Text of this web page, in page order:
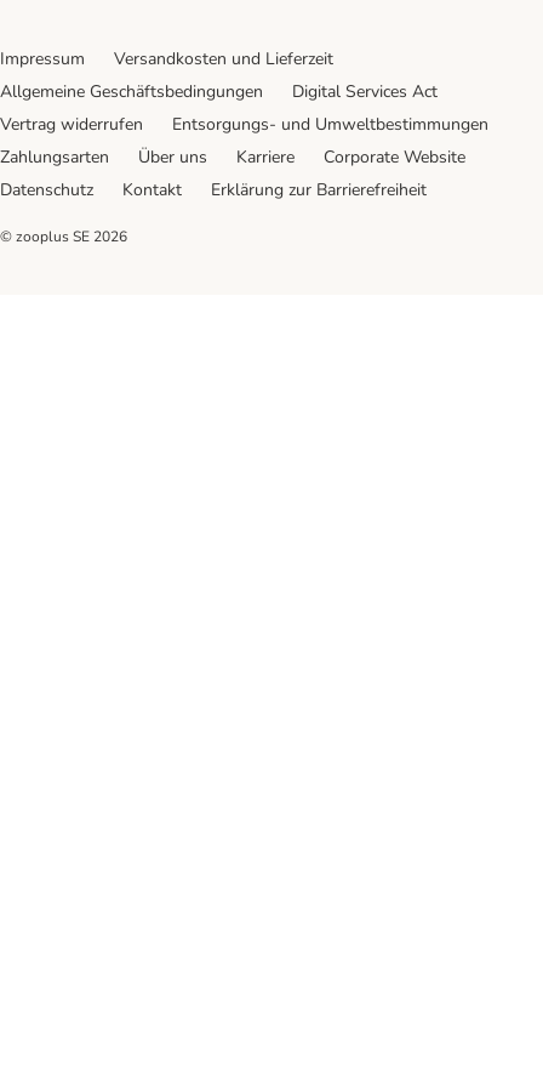
Impressum
Versandkosten und Lieferzeit
Allgemeine Geschäftsbedingungen
Digital Services Act
Vertrag widerrufen
Entsorgungs- und Umweltbestimmungen
Zahlungsarten
Über uns Karriere
Corporate Website
Datenschutz
Kontakt Erklärung zur Barrierefreiheit
© zooplus SE 2026